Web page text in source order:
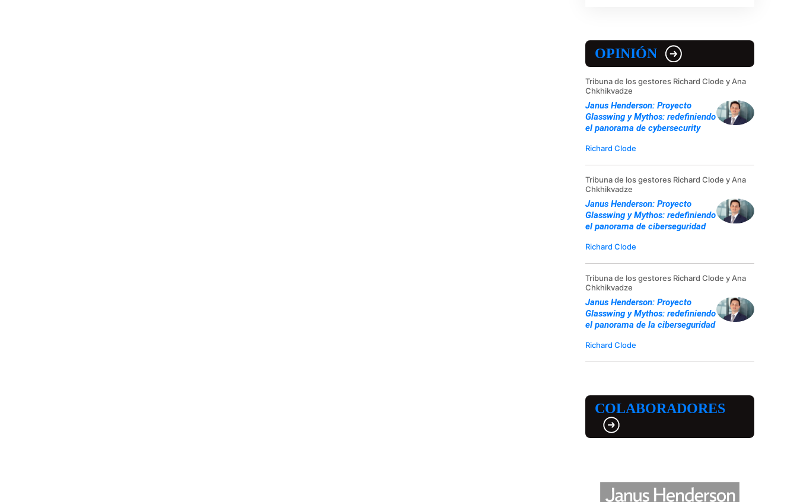
OPINIÓN
Tribuna de los gestores Richard Clode y Ana
Chkhikvadze
Janus Henderson: Proyecto
Glasswing y Mythos: redefiniendo
el panorama de cybersecurity
Richard Clode
Tribuna de los gestores Richard Clode y Ana
Chkhikvadze
Janus Henderson: Proyecto
Glasswing y Mythos: redefiniendo
el panorama de ciberseguridad
Richard Clode
Tribuna de los gestores Richard Clode y Ana
Chkhikvadze
Janus Henderson: Proyecto
Glasswing y Mythos: redefiniendo
el panorama de la ciberseguridad
Richard Clode
COLABORADORES